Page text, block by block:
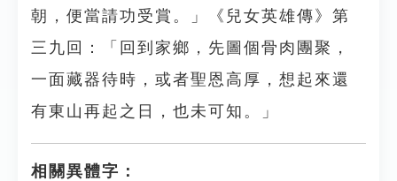
朝，便當請功受賞。」《兒女英雄傳》第
三九回：「回到家鄉，先圖個骨肉團聚，
一面藏器待時，或者聖恩高厚，想起來還
有東山再起之日，也未可知。」
相關異體字：